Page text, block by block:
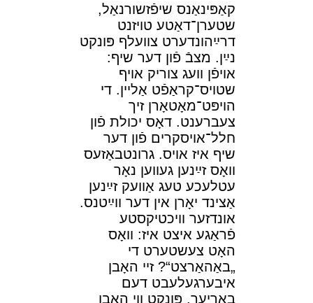
קאַפּינאַנס שיפֿזשורנאַל,
שטערן־דאַטע טױזנט
דרײַהונדערט צװעלף פּונקט
נײַן. מצבֿ פֿון דער שיף:
אױפֿן װעג צוריק אױף
שטױס־קראַפֿט אַלײן. די
הױפּט־מאָטאָרן זיך
צעברענט. דאָס יכולת פֿון
חלל־אױסקרים פֿון דער
שיף איז אױס. גרונטבאַזעס
װאָס זײַנען געװען נאָר
עטלעכע טעג אַװעק זײַנען
אַצינד יאָרן אין דער װײַטנס.
אונדזער װיכטיקסטע
פֿראַגע איצט איז: װאָס
האָט צעשטערט די
„באַהאַרצט“? זײ האָבן
איבערגעלעבט דעם
באַריער, פּונקט װי האָבן